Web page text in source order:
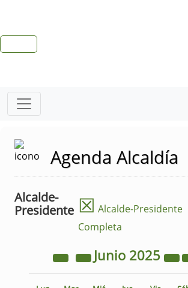
Agenda Alcaldía
Alcalde-
Presidente ☒ Alcalde-Presidente
Completa
Junio 2025